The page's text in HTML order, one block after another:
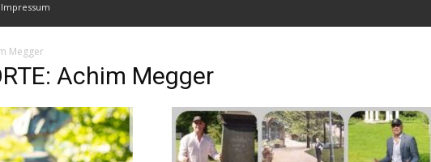
Impressum
Megger
Achim Megger